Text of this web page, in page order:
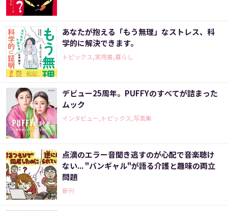
あなたが抱える「もう無理」なストレス、科
学的に解決できます。
トピックス,実用書,暮らし
デビュー25周年。PUFFYのすべてが詰まった
ムック
インタビュー,トピックス,写真集
点滴のエラー音聞き逃すのが心配で音楽聴け
ない... "バンギャル"が語る介護と趣味の両立
問題
新刊